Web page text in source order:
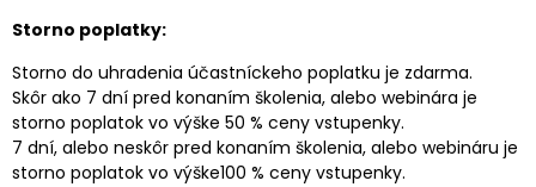
Storno poplatky:
Storno do uhradenia účastníckeho poplatku je zdarma.
Skôr ako 7 dní pred konaním školenia, alebo webinára je
storno poplatok vo výške 50 % ceny vstupenky.
7 dní, alebo neskôr pred konaním školenia, alebo webináru je
storno poplatok vo výške100 % ceny vstupenky.